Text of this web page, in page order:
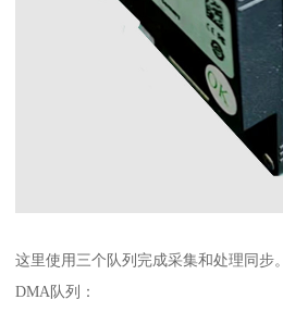
这里使用三个队列完成采集和处理同步。
DMA队列：